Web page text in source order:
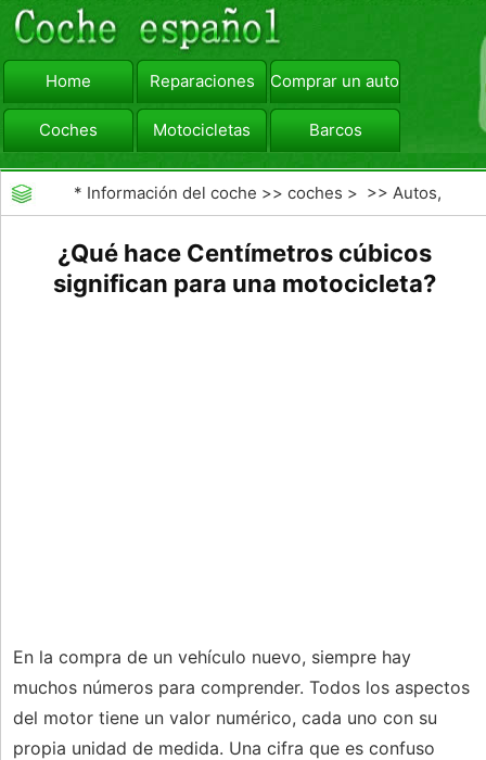
Home Reparaciones Comprar un automóvil
Coches Motocicletas Barcos
viajar Camiones
* Información del coche >>coches > >>Autos,
¿Qué hace Centímetros cúbicos
significan para una motocicleta?
En la compra de un vehículo nuevo, siempre hay
muchos números para comprender. Todos los aspectos
del motor tiene un valor numérico, cada uno con su
propia unidad de medida. Una cifra que es confuso